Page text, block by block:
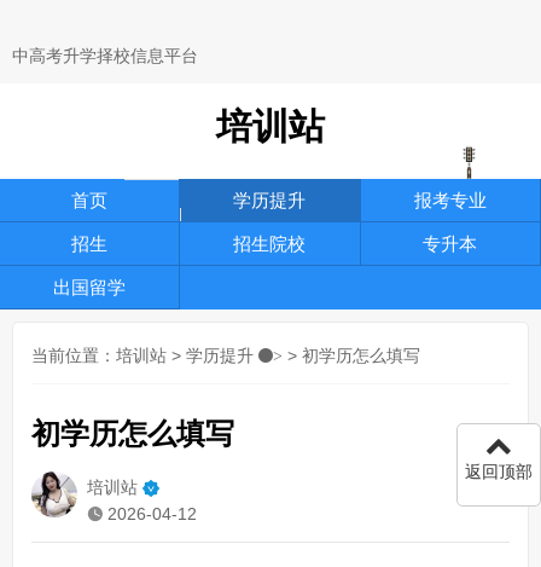
中高考升学择校信息平台
培训站
首页 学历提升 报考专业
招生 招生院校 专升本
出国留学
当前位置： 培训站 > 学历提升 > > 初学历怎么填写
初学历怎么填写
培训站
2026-04-12
返回顶部